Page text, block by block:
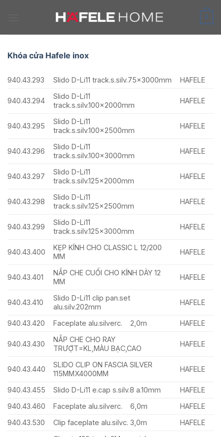
0
Khóa cửa Hafele inox
940.43.293 Slido D-Li11 track.s.silv.75x3000mm HAFELE
940.43.294
Slido D-Li11
track.s.silv.100x2000mm
HAFELE
940.43.295
Slido D-Li11
track.s.silv.100x2500mm
HAFELE
940.43.296
Slido D-Li11
track.s.silv.100x3000mm
HAFELE
940.43.297
Slido D-Li11
track.s.silv.125x2000mm
HAFELE
940.43.298
Slido D-Li11
track.s.silv.125x2500mm
HAFELE
940.43.299
Slido D-Li11
track.s.silv.125x3000mm
HAFELE
940.43.400
KẸP KÍNH CHO CLASSIC L 12/200
MM
HAFELE
940.43.401
NẮP CHE CUỐI CHO KÍNH DÀY 12
MM
HAFELE
940.43.410
Slido D-Li11 clip pan.set
alu.silv.202mm
HAFELE
940.43.420 Faceplate alu.silverc. 2,0m HAFELE
940.43.430
NẮP CHE CHO RAY
TRƯỢT=KL,MÀU BẠC,CAO
HAFELE
940.43.440
SLIDO CLIP ON FASCIA SILVER
115MMX4000MM
HAFELE
940.43.455 Slido D-Li11 e.cap s.silv.8 a.10mm
HAFELE
940.43.460
Faceplate alu.silverc. 6,0m
HAFELE
940.43.530
Clip faceplate alu.silvc. 3,0m HAFELE